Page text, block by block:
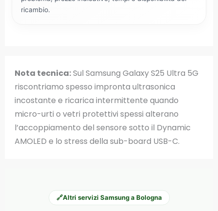
ricambio.
Nota tecnica:Sul Samsung Galaxy S25 Ultra 5G
riscontriamo spesso impronta ultrasonica
incostante e ricarica intermittente quando
micro-urti o vetri protettivi spessi alterano
l’accoppiamento del sensore sotto il Dynamic
AMOLED e lo stress della sub-board USB-C.
🔗Altri servizi Samsung a Bologna